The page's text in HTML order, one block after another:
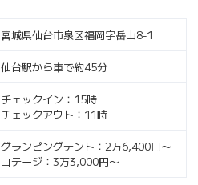
宮城県仙台市泉区福岡字岳山8-1
仙台駅から車で約45分
チェックイン：15時
チェックアウト：11時
グランピングテント：2万6,400円〜
コテージ：3万3,000円〜